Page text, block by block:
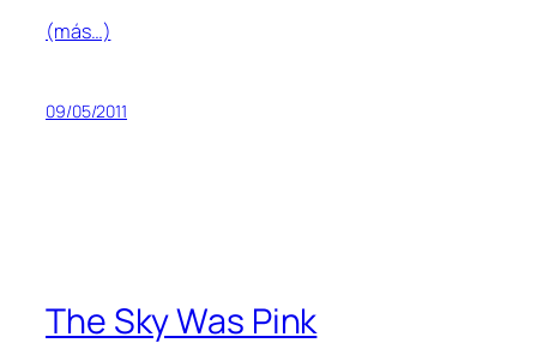
(más…)
09/05/2011
The Sky Was Pink